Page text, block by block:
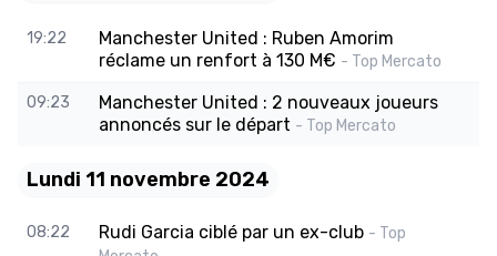
19:22
Manchester United : Ruben Amorim
réclame un renfort à 130 M€ - Top Mercato
09:23
Manchester United : 2 nouveaux joueurs
annoncés sur le départ - Top Mercato
Lundi 11 novembre 2024
08:22 Rudi Garcia ciblé par un ex-club - Top